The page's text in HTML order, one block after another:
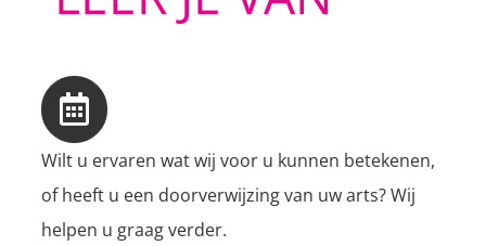
Wilt u ervaren wat wij voor u kunnen betekenen,
of heeft u een doorverwijzing van uw arts? Wij
helpen u graag verder.